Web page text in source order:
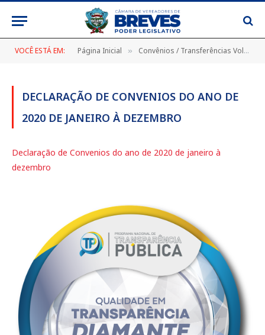
VOCÊ ESTÁ EM: Página Inicial » Convênios / Transferências Voluntárias
DECLARAÇÃO DE CONVENIOS DO ANO DE
2020 DE JANEIRO À DEZEMBRO
Declaração de Convenios do ano de 2020 de janeiro à
dezembro